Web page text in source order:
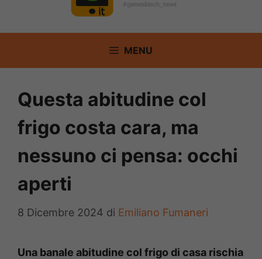
MENU
Questa abitudine col
frigo costa cara, ma
nessuno ci pensa: occhi
aperti
8 Dicembre 2024 di Emiliano Fumaneri
Una banale abitudine col frigo di casa rischia